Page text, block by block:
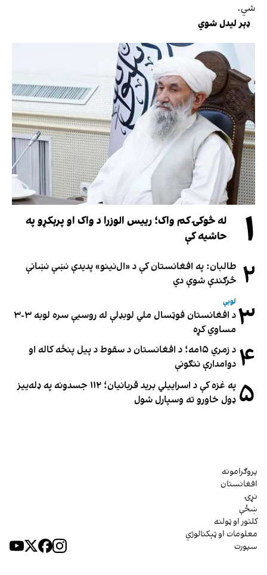
شي.
ډېر لیدل شوي
۱
له څوکۍ کم واک؛ رییس الوزرا د واک او پرېکړو په
حاشیه کې
۲ طالبان: په افغانستان کې د «ال‌نینو» پدیدې نښې نښانې
څرګندې شوې دي
۳ لوبې
د افغانستان فوټسال ملي لوبډلې له روسیې سره لوبه ۳-۳
مساوي کړه
۴
د زمري ۱۵مه؛ د افغانستان د سقوط د پیل پنځه کاله او
دوامدارې ننګونې
۵
په غزه کې د اسراییلي برید قربانیان؛ ۱۱۲ جسدونه په ډله‌ییز
ډول خاورو ته وسپارل شول
پروګرامونه
افغانستان
نړۍ
ښځې
کلتور او ټولنه
معلومات او ټېکنالوژي
سپورت